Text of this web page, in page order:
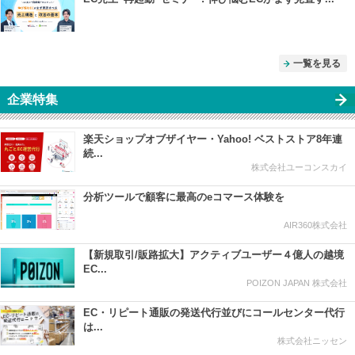
一覧を見る
企業特集
楽天ショップオブザイヤー・Yahoo! ベストストア8年連
続...
株式会社ユーコンスカイ
分析ツールで顧客に最高のeコマース体験を
AIR360株式会社
【新規取引/販路拡大】アクティブユーザー４億人の越境
EC...
POIZON JAPAN 株式会社
EC・リピート通販の発送代行並びにコールセンター代行
は...
株式会社ニッセン